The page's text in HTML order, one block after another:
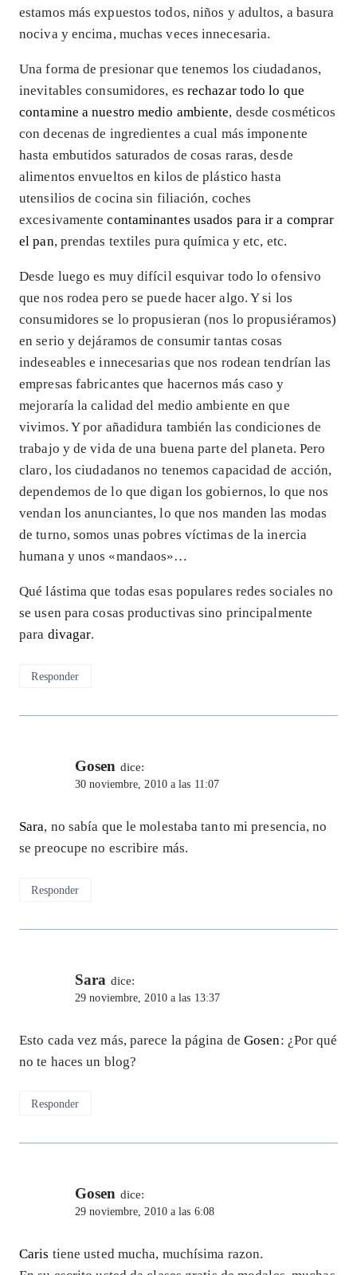
estamos más expuestos todos, niños y adultos, a basura
nociva y encima, muchas veces innecesaria.
Una forma de presionar que tenemos los ciudadanos,
inevitables consumidores, es rechazar todo lo que
contamine a nuestro medio ambiente, desde cosméticos
con decenas de ingredientes a cual más imponente
hasta embutidos saturados de cosas raras, desde
alimentos envueltos en kilos de plástico hasta
utensilios de cocina sin filiación, coches
excesivamentecontaminantes usados para ir a comprar
el pan, prendas textiles pura química y etc, etc.
Desde luego es muy difícil esquivar todo lo ofensivo
que nos rodea pero se puede hacer algo. Y si los
consumidores se lo propusieran (nos lo propusiéramos)
en serio y dejáramos de consumir tantas cosas
indeseables e innecesarias que nos rodean tendrían las
empresas fabricantes que hacernos más caso y
mejoraría la calidad del medio ambiente en que
vivimos. Y por añadidura también las condiciones de
trabajo y de vida de una buena parte del planeta. Pero
claro, los ciudadanos no tenemos capacidad de acción,
dependemos de lo que digan los gobiernos, lo que nos
vendan los anunciantes, lo que nos manden las modas
de turno, somos unas pobres víctimas de la inercia
humana y unos «mandaos»…
Qué lástima que todas esas populares redes sociales no
se usen para cosas productivas sino principalmente
para divagar.
Responder
Gosen dice:
30 noviembre, 2010 a las 11:07
Sara, no sabía que le molestaba tanto mi presencia, no
se preocupe no escribire más.
Responder
Sara dice:
29 noviembre, 2010 a las 13:37
Esto cada vez más, parece la página de Gosen: ¿Por qué
no te haces un blog?
Responder
Gosen dice:
29 noviembre, 2010 a las 6:08
Caris tiene usted mucha, muchísima razon.